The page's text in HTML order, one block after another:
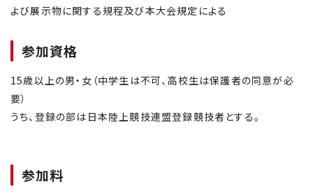
よび展示物に関する規程及び本大会規定による
参加資格
15歳以上の男・女（中学生は不可、高校生は保護者の同意が必
要）
うち、登録の部は日本陸上競技連盟登録競技者とする。
参加料